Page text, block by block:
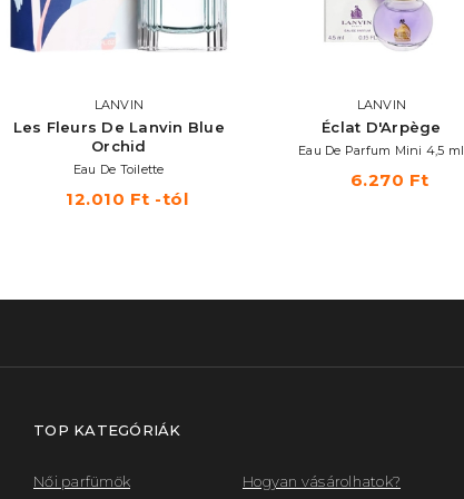
LANVIN
Les Fleurs De Lanvin Blue
Orchid
Eau De Toilette
12.010 Ft -tól
LANVIN
Éclat D'Arpège
Eau De Parfum Mini 4,5 ml
6.270 Ft
TOP KATEGÓRIÁK
Női parfümök
Hogyan vásárolhatok?